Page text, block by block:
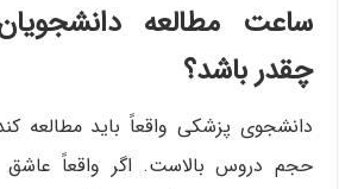
ساعت مطالعه
چقدر باشد؟
دانشجوی پزشکی واقعاً باید مطالعه
حجم دروس بالاست. اگر واقعاً